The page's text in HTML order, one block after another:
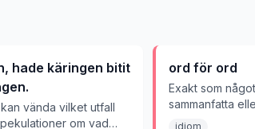
hade käringen bitit
vända vilket utfall
om vad
ord för ord
Exakt som
sammanfatta
följs precis, i
idiom